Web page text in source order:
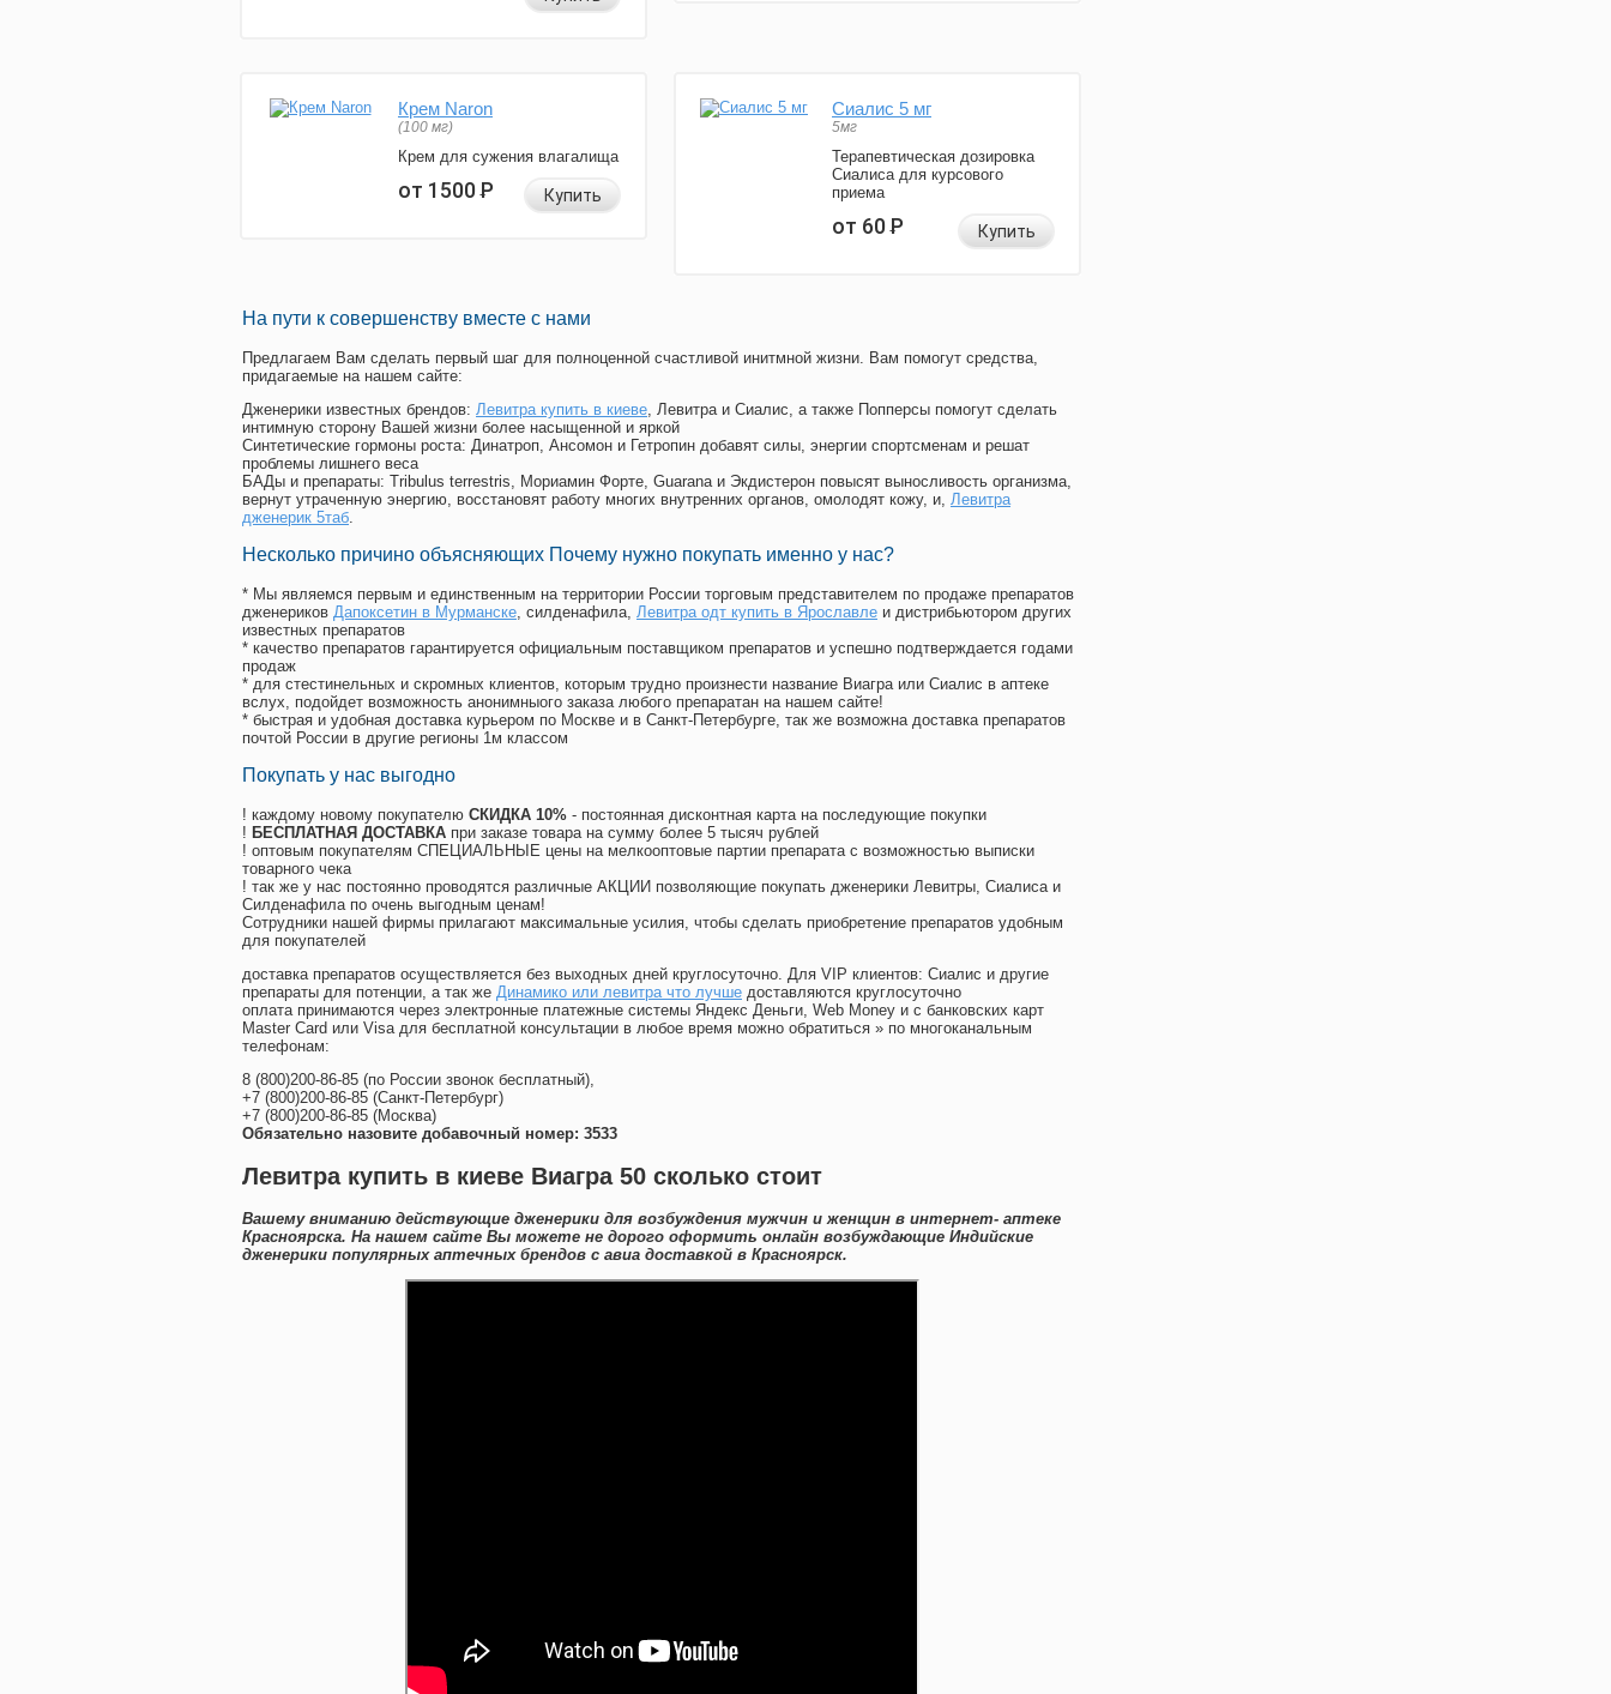
Крем Naron
(100 мг)
Крем для сужения влагалища
от 1500Р Купить
Сиалис 5 мг
5мг
Терапевтическая дозировка
Сиалиса для курсового
приема
от 60Р Купить
На пути к совершенству вместе с нами
Предлагаем Вам сделать первый шаг для полноценной счастливой инитмной жизни. Вам помогут средства,
придагаемые на нашем сайте:
Дженерики известных брендов: Левитра купить в киеве, Левитра и Сиалис, а также Попперсы помогут сделать
интимную сторону Вашей жизни более насыщенной и яркой
Синтетические гормоны роста: Динатроп, Ансомон и Гетропин добавят силы, энергии спортсменам и решат
проблемы лишнего веса
БАДы и препараты: Tribulus terrestris, Мориамин Форте, Guarana и Экдистерон повысят выносливость организма,
вернут утраченную энергию, восстановят работу многих внутренних органов, омолодят кожу, и, Левитра
дженерик 5таб.
Несколько причино объясняющих Почему нужно покупать именно у нас?
* Мы являемся первым и единственным на территории России торговым представителем по продаже препаратов
дженериков Дапоксетин в Мурманске, силденафила, Левитра одт купить в Ярославле и дистрибьютором других
известных препаратов
* качество препаратов гарантируется официальным поставщиком препаратов и успешно подтверждается годами
продаж
* для стестинельных и скромных клиентов, которым трудно произнести название Виагра или Сиалис в аптеке
вслух, подойдет возможность анонимныого заказа любого препаратан на нашем сайте!
* быстрая и удобная доставка курьером по Москве и в Санкт-Петербурге, так же возможна доставка препаратов
почтой России в другие регионы 1м классом
Покупать у нас выгодно
! каждому новому покупателю СКИДКА 10% - постоянная дисконтная карта на последующие покупки
! БЕСПЛАТНАЯ ДОСТАВКА при заказе товара на сумму более 5 тысяч рублей
! оптовым покупателям СПЕЦИАЛЬНЫЕ цены на мелкооптовые партии препарата с возможностью выписки
товарного чека
! так же у нас постоянно проводятся различные АКЦИИ позволяющие покупать дженерики Левитры, Сиалиса и
Силденафила по очень выгодным ценам!
Cотрудники нашей фирмы прилагают максимальные усилия, чтобы сделать приобретение препаратов удобным
для покупателей
доставка препаратов осуществляется без выходных дней круглосуточно. Для VIP клиентов: Сиалис и другие
препараты для потенции, а так же Динамико или левитра что лучше доставляются круглосуточно
оплата принимаются через электронные платежные системы Яндекс Деньги, Web Money и с банковских карт
Master Card или Visa для бесплатной консультации в любое время можно обратиться » по многоканальным
телефонам:
8 (800)200-86-85 (по России звонок бесплатный),
+7 (800)200-86-85 (Санкт-Петербург)
+7 (800)200-86-85 (Москва)
Обязательно назовите добавочный номер: 3533
Левитра купить в киеве Виагра 50 сколько стоит
Вашему вниманию действующие дженерики для возбуждения мужчин и женщин в интернет- аптеке
Красноярска. На нашем сайте Вы можете не дорого оформить онлайн возбуждающие Индийские
дженерики популярных аптечных брендов с авиа доставкой в Красноярск.